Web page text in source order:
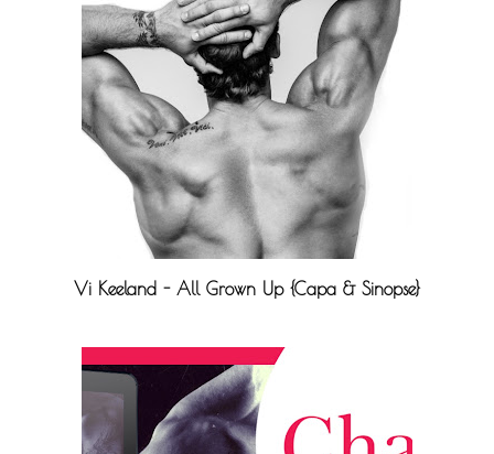
Vi Keeland - All Grown Up {Capa & Sinopse}